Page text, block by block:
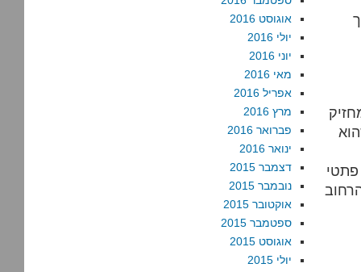
אוגוסט 2016
יולי 2016
יוני 2016
מאי 2016
אפריל 2016
מרץ 2016
פברואר 2016
ינואר 2016
דצמבר 2015
נובמבר 2015
אוקטובר 2015
ספטמבר 2015
אוגוסט 2015
יולי 2015